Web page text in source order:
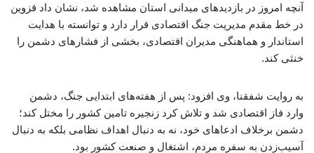
آنچه امروز در بازدیدهای میدانی استان مشاهده شد، نشان داد قزوین
در خط مقدم مدیریت جنگ اقتصادی قرار دارد و توانسته با هدایت
استاندار و هماهنگی مدیران اقتصادی، بخشی از فشارهای دشمن را
خنثی کند.
به روایت شفقنا، وی افزود: پس از هفته‌های ابتدایی جنگ، دشمن
وارد فاز اقتصادی شد و تلاش کرد زنجیره تامین کشور را مختل کند؛
دشمن برخلاف ادعاهای خود، نه به دنبال اهداف نظامی بلکه به دنبال
آسیب‌زدن به سفره مردم، اشتغال و صنعت کشور بود.